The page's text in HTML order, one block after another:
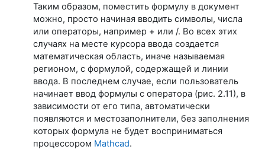
Таким образом, поместить формулу в документ
можно, просто начиная вводить символы, числа
или операторы, например + или /. Во всех этих
случаях на месте курсора ввода создается
математическая область, иначе называемая
регионом, с формулой, содержащей и линии
ввода. В последнем случае, если пользователь
начинает ввод формулы с оператора (рис. 2.11), в
зависимости от его типа, автоматически
появляются и местозаполнители, без заполнения
которых формула не будет восприниматься
процессором Mathcad.